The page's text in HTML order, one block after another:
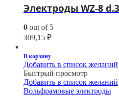
Электроды WZ-8
0 out of 5
309,15 ₽
В корзину
Добавить в список желаний
Быстрый просмотр
Добавить в список желаний
Вольфрамовые электроды